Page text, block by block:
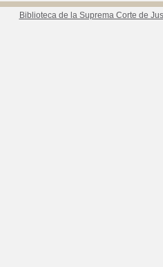
Biblioteca de la Suprema Corte de